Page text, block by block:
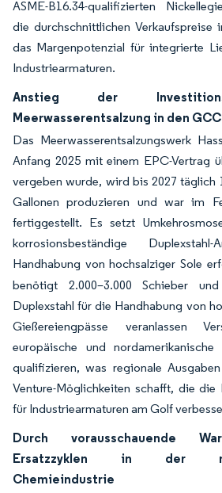
ASME-B16.34-qualifizierten
die durchschnittlichen
das Margenpotenzial für integrierte
Industriearmaturen.
Anstieg der
Meerwasserentsalzung in den
Das Meerwasserentsalzungswerk
Anfang 2025 mit einem EPC-Vertrag
vergeben wurde, wird bis 2027 täglich
Gallonen produzieren und war im
fertiggestellt. Es setzt
korrosionsbeständige
Handhabung von hochsalziger Sole
benötigt 2.000–3.000 Schieber
Duplexstahl für die Handhabung von
Gießereiengpässe veranlassen
europäische und
qualifizieren, was regionale
Venture-Möglichkeiten schafft, die
für Industriearmaturen am Golf
Durch vorausschauende
Ersatzzyklen in der
Chemieindustrie